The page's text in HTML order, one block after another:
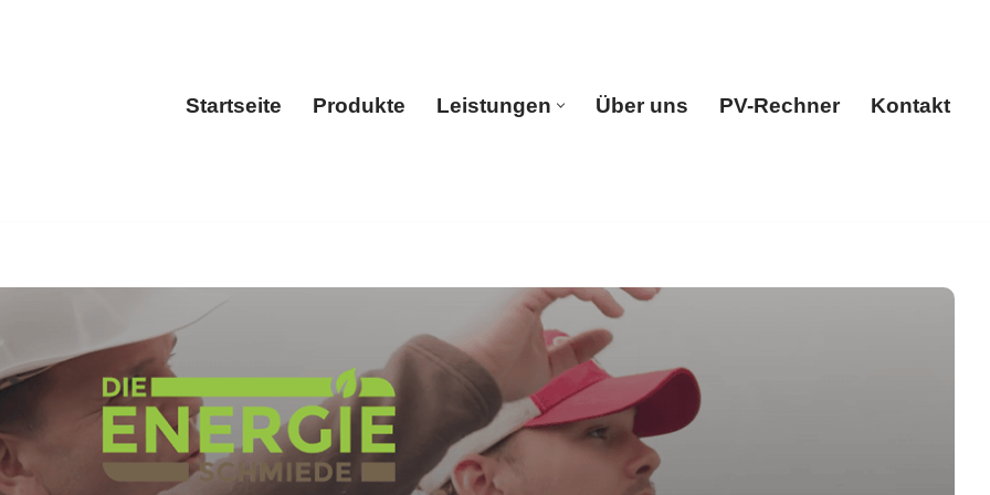
Startseite Produkte Leistungen Über uns PV-Rechner Kontakt